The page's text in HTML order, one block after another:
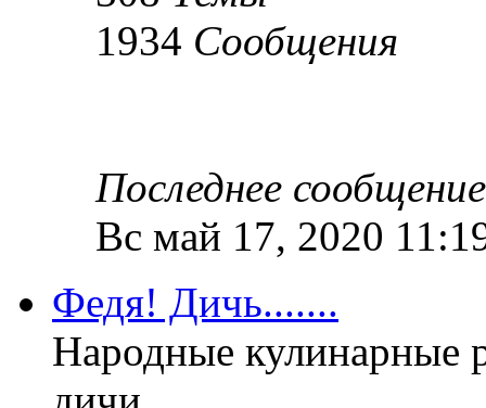
1934 Сообщения
Последнее сообщение
Вс май 17, 2020
Федя! Дичь.......
Народные кулинарные